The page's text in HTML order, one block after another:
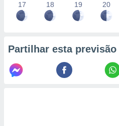
17 18 19 20
Partilhar esta previsão